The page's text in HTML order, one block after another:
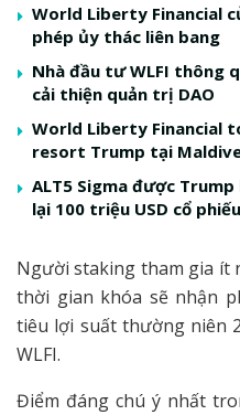
World Liberty Financial
phép ủy thác liên bang
Nhà đầu tư WLFI thông
cải thiện quản trị DAO
World Liberty Financial
resort Trump tại
ALT5 Sigma được
lại 100 triệu USD cổ phiếu
Người staking tham gia ít
thời gian khóa sẽ nhận
tiêu lợi suất thường niên
WLFI.
Điểm đáng chú ý nhất